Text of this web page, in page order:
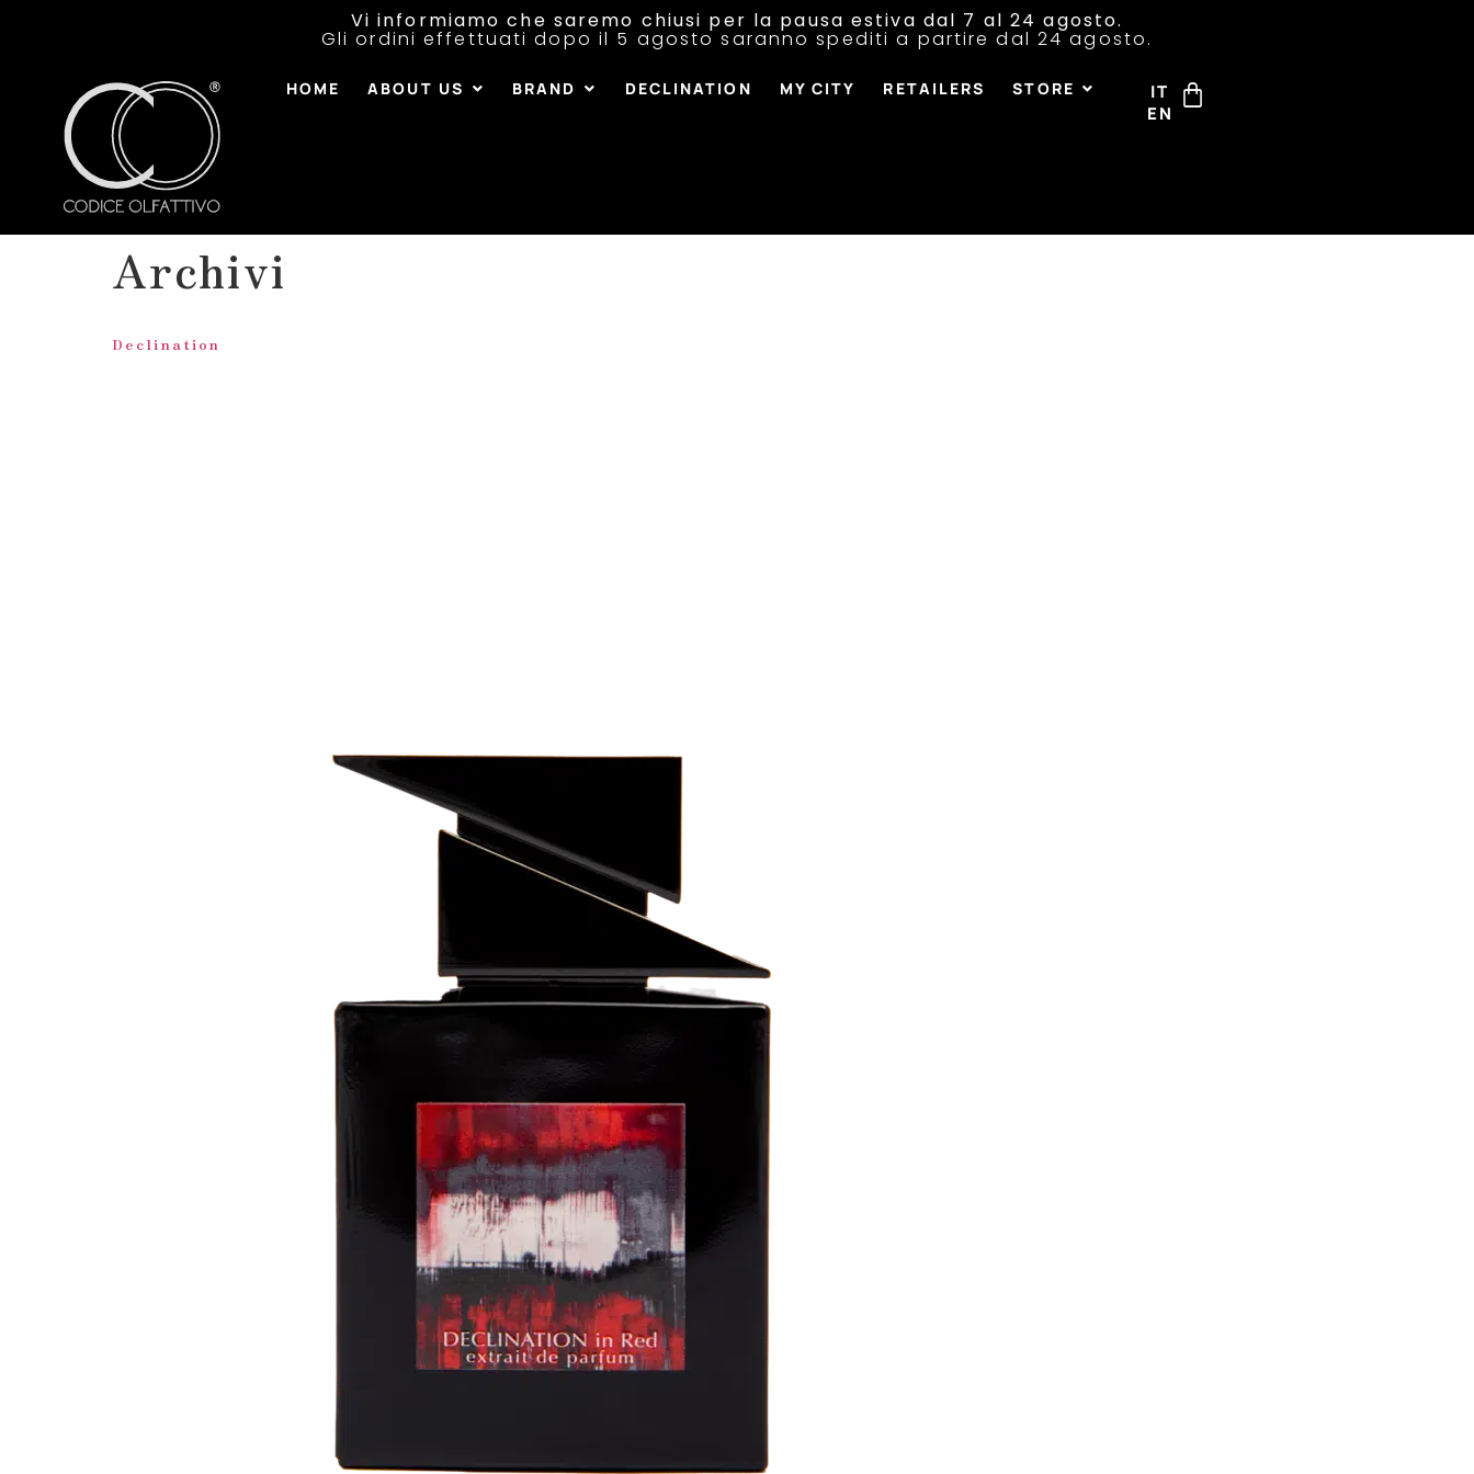
Vi informiamo che saremo chiusi per la pausa estiva dal 7 al 24 agosto.
Gli ordini effettuati dopo il 5 agosto saranno spediti a partire dal 24 agosto.
HOME ABOUT US BRAND DECLINATION MY CITY RETAILERS STORE
IT
EN
Archivi
Declination